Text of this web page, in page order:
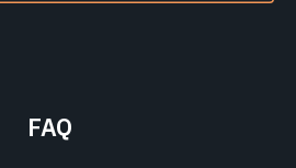
FAQ